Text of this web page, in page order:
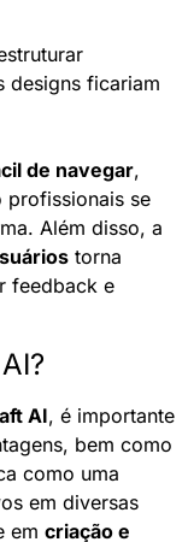
designs ficariam
de navegar,
profissionais se
Além disso, a
torna
feedback e
AI, é importante
bem como
como uma
em diversas
em criação e